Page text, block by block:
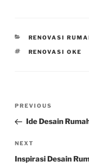
CATEGORIES
RENOVASI
TAGS
RENOVASI OKE
Previous
Post
PREVIOUS
Ide Desain
Next
Post
NEXT
Inspirasi Desain